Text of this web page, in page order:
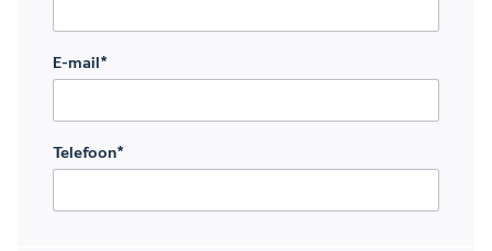
E-mail *
Telefoon*